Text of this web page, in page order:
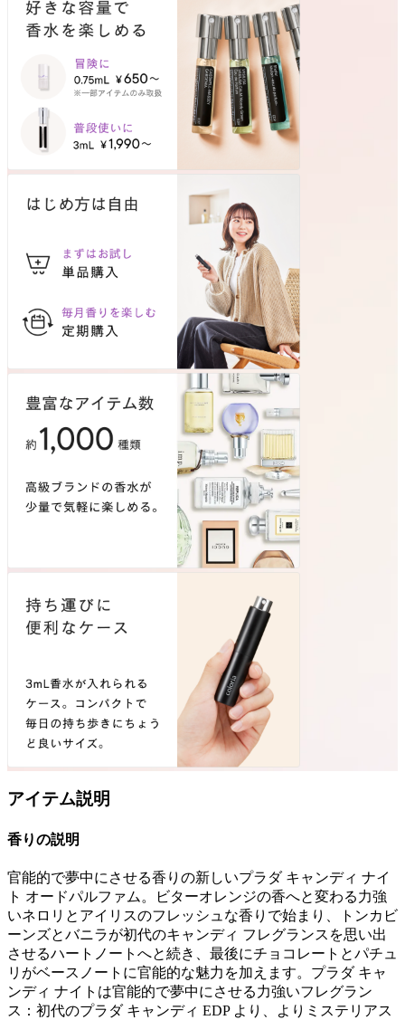
アイテム説明
香りの説明
官能的で夢中にさせる香りの新しいプラダ キャンディ ナイ
ト オードパルファム。ビターオレンジの香へと変わる力強
いネロリとアイリスのフレッシュな香りで始まり、トンカビ
ーンズとバニラが初代のキャンディ フレグランスを思い出
させるハートノートへと続き、最後にチョコレートとパチュ
リがベースノートに官能的な魅力を加えます。プラダ キャ
ンディ ナイトは官能的で夢中にさせる力強いフレグラン
ス：初代のプラダ キャンディ EDP より、よりミステリアス